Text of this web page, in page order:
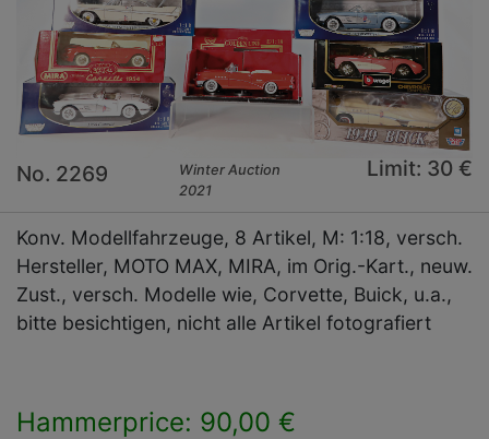
No. 2269
Winter Auction
2021
Limit: 30 €
Konv. Modellfahrzeuge, 8 Artikel, M: 1:18, versch.
Hersteller, MOTO MAX, MIRA, im Orig.-Kart., neuw.
Zust., versch. Modelle wie, Corvette, Buick, u.a.,
bitte besichtigen, nicht alle Artikel fotografiert
Hammerprice: 90,00 €